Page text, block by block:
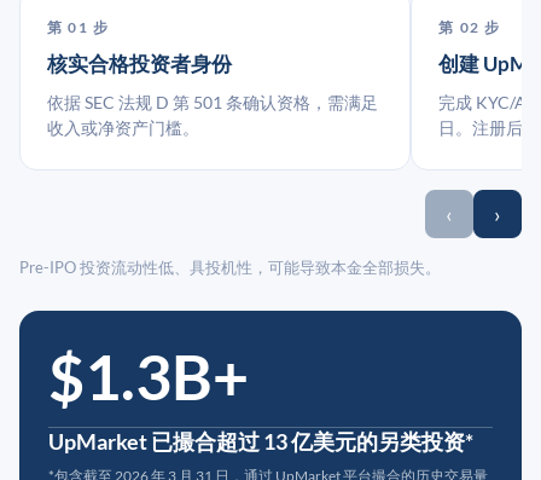
第 01 步
核实合格投资者身份
依据 SEC 法规 D 第 501 条确认资格，需满足
收入或净资产门槛。
第 02 步
创建
完成 KYC/
日。注册后
‹ ›
Pre-IPO 投资流动性低、具投机性，可能导致本金全部损失。
$1.3B+
UpMarket 已撮合超过 13 亿美元的另类投资*
*包含截至 2026 年 3 月 31 日，通过 UpMarket 平台撮合的历史交易量